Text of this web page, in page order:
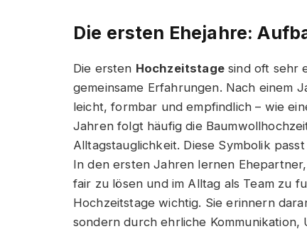
Die ersten Ehejahre:
Die ersten Hochzeitstage sind oft sehr
gemeinsame Erfahrungen. Nach einem
leicht, formbar und empfindlich – wie
Jahren folgt häufig die
Alltagstauglichkeit. Diese Symbolik
In den ersten Jahren lernen
fair zu lösen und im Alltag als Team zu
Hochzeitstage wichtig. Sie erinnern
sondern durch ehrliche